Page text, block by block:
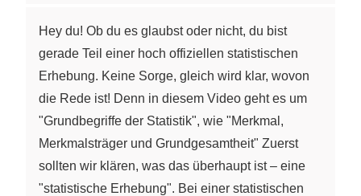
Hey du! Ob du es glaubst oder nicht, du bist
gerade Teil einer hoch offiziellen statistischen
Erhebung. Keine Sorge, gleich wird klar, wovon
die Rede ist! Denn in diesem Video geht es um
"Grundbegriffe der Statistik", wie "Merkmal,
Merkmalsträger und Grundgesamtheit" Zuerst
sollten wir klären, was das überhaupt ist – eine
"statistische Erhebung". Bei einer statistischen